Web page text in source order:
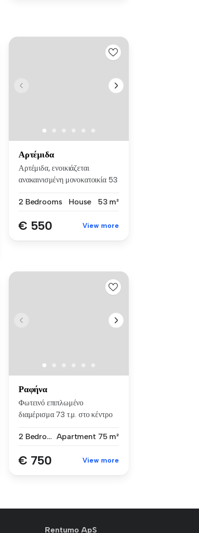
Αρτέμιδα
Αρτέμιδα, ενοικιάζεται
ανακαινισμένη μονοκατοικία 53
2 Bedrooms
House 53 m²
€ 550 View more
Ραφήνα
Φωτεινό επιπλωμένο
διαμέρισμα 73 τ.μ. στο κέντρο
2 Bedrooms Apartment 75 m²
€ 750 View more
Rentumo ApS